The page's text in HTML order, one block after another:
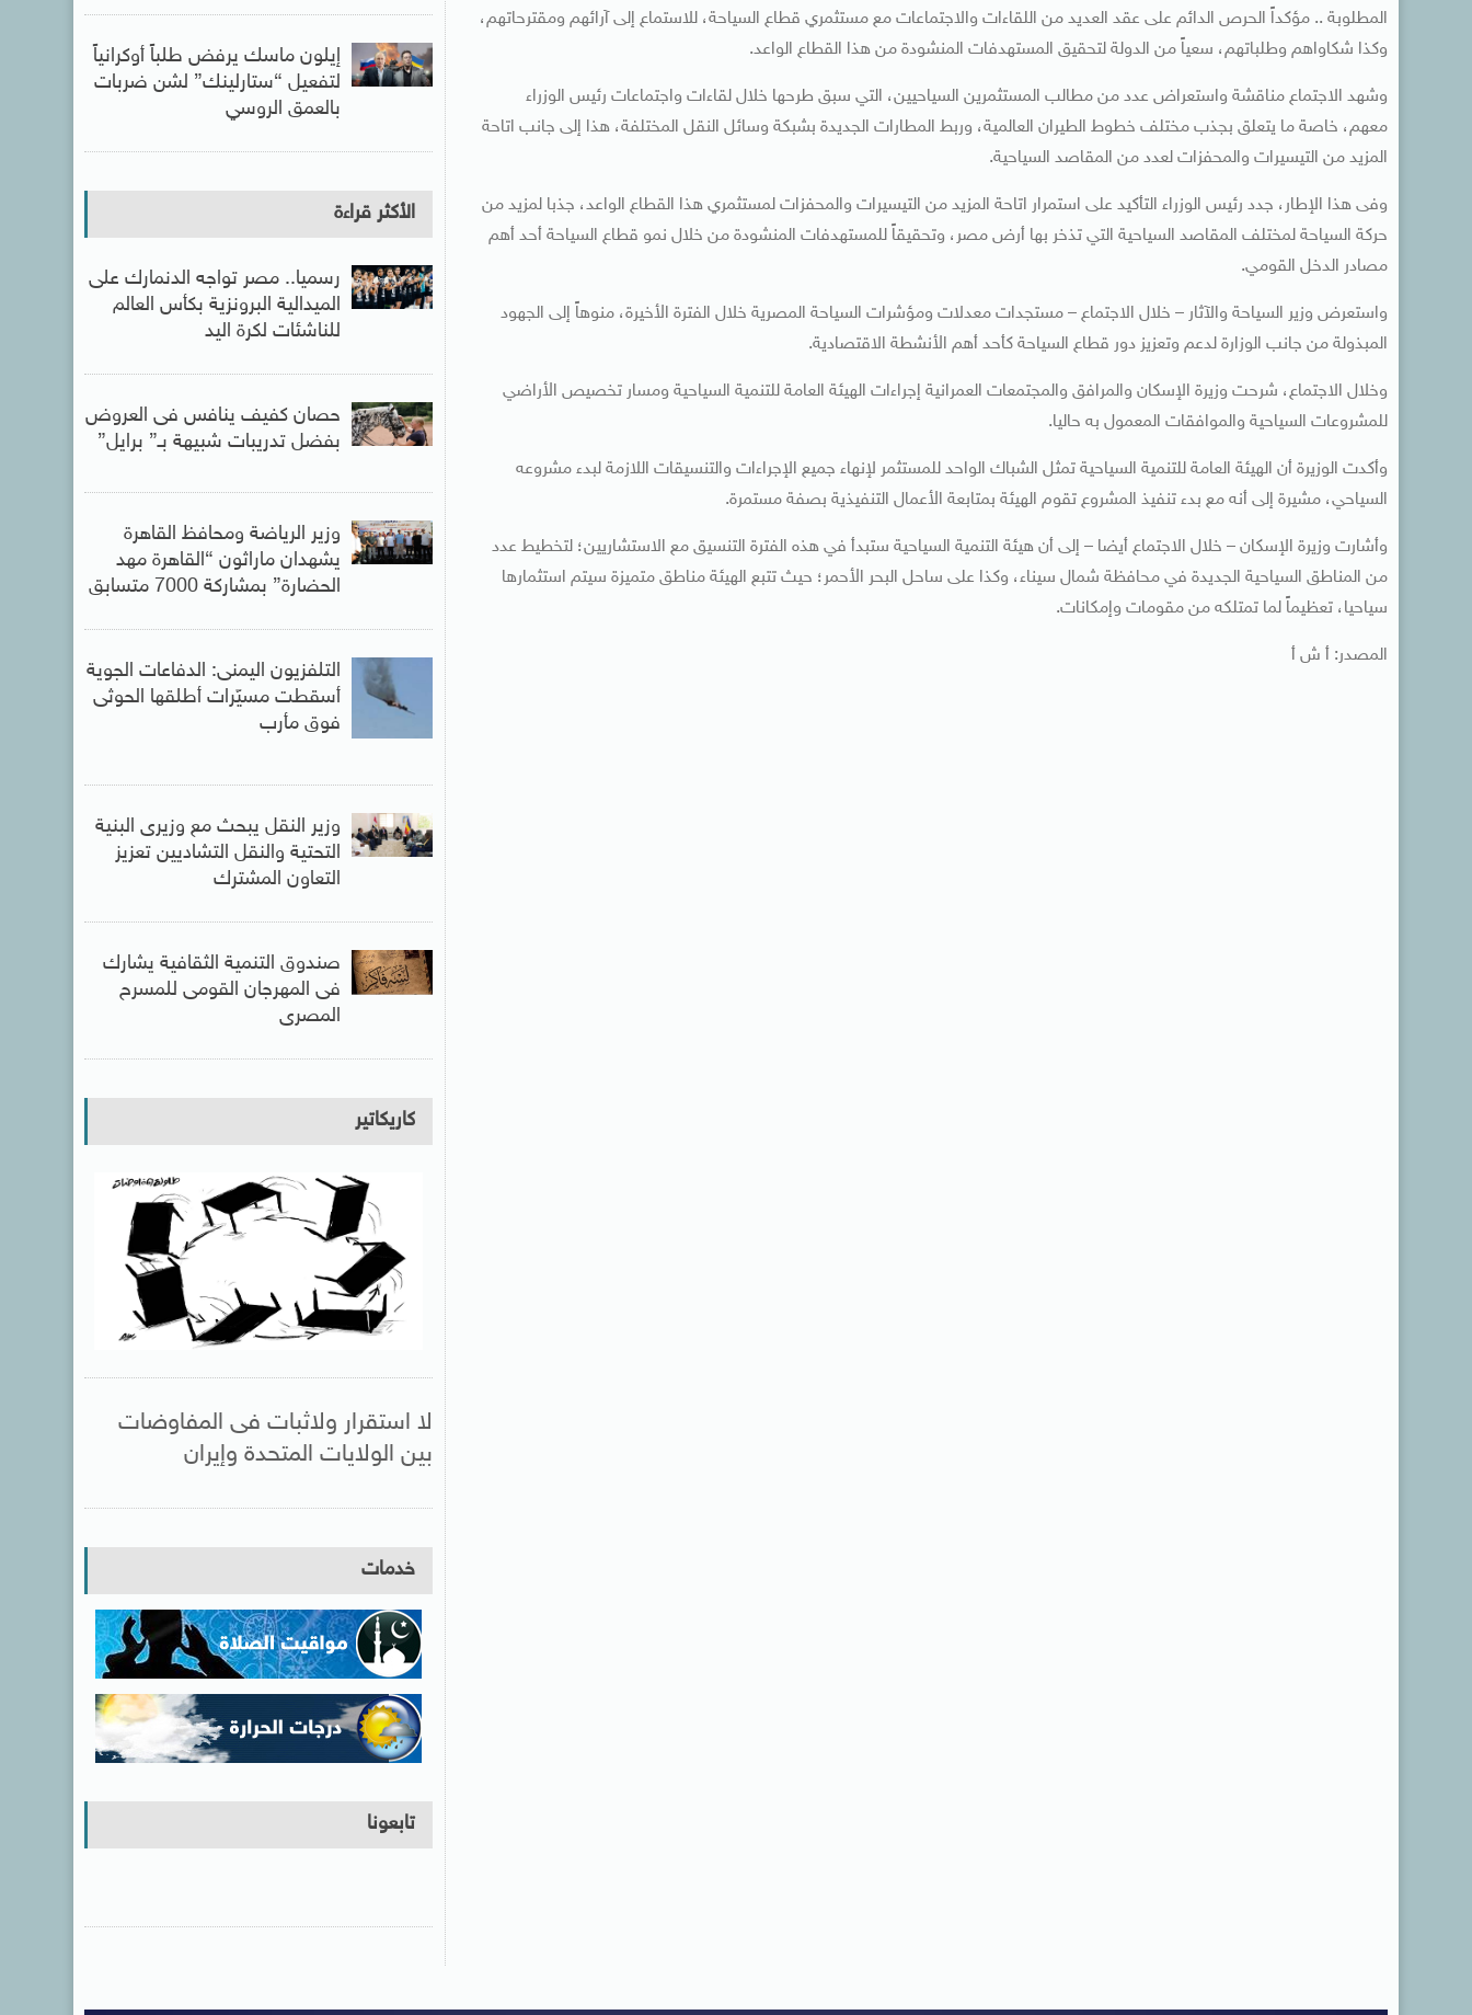
المطلوبة .. مؤكداً الحرص الدائم على عقد العديد من اللقاءات والاجتماعات مع مستثمري قطاع السياحة، للاستماع إلى آرائهم ومقترحاتهم،
وكذا شكاواهم وطلباتهم، سعياً من الدولة لتحقيق المستهدفات المنشودة من هذا القطاع الواعد.
وشهد الاجتماع مناقشة واستعراض عدد من مطالب المستثمرين السياحيين، التي سبق طرحها خلال لقاءات واجتماعات رئيس الوزراء
معهم، خاصة ما يتعلق بجذب مختلف خطوط الطيران العالمية، وربط المطارات الجديدة بشبكة وسائل النقل المختلفة، هذا إلى جانب اتاحة
المزيد من التيسيرات والمحفزات لعدد من المقاصد السياحية.
وفى هذا الإطار، جدد رئيس الوزراء التأكيد على استمرار اتاحة المزيد من التيسيرات والمحفزات لمستثمري هذا القطاع الواعد، جذبا لمزيد من
حركة السياحة لمختلف المقاصد السياحية التي تذخر بها أرض مصر، وتحقيقاً للمستهدفات المنشودة من خلال نمو قطاع السياحة أحد أهم
مصادر الدخل القومي.
واستعرض وزير السياحة والآثار – خلال الاجتماع – مستجدات معدلات ومؤشرات السياحة المصرية خلال الفترة الأخيرة، منوهاً إلى الجهود
المبذولة من جانب الوزارة لدعم وتعزيز دور قطاع السياحة كأحد أهم الأنشطة الاقتصادية.
وخلال الاجتماع، شرحت وزيرة الإسكان والمرافق والمجتمعات العمرانية إجراءات الهيئة العامة للتنمية السياحية ومسار تخصيص الأراضي
للمشروعات السياحية والموافقات المعمول به حاليا.
وأكدت الوزيرة أن الهيئة العامة للتنمية السياحية تمثل الشباك الواحد للمستثمر لإنهاء جميع الإجراءات والتنسيقات اللازمة لبدء مشروعه
السياحي، مشيرة إلى أنه مع بدء تنفيذ المشروع تقوم الهيئة بمتابعة الأعمال التنفيذية بصفة مستمرة.
وأشارت وزيرة الإسكان – خلال الاجتماع أيضا – إلى أن هيئة التنمية السياحية ستبدأ في هذه الفترة التنسيق مع الاستشاريين؛ لتخطيط عدد
من المناطق السياحية الجديدة في محافظة شمال سيناء، وكذا على ساحل البحر الأحمر؛ حيث تتبع الهيئة مناطق متميزة سيتم استثمارها
سياحيا، تعظيماً لما تمتلكه من مقومات وإمكانات.
المصدر: أ ش أ
إيلون ماسك يرفض طلباً أوكرانياً
لتفعيل “ستارلينك” لشن ضربات
بالعمق الروسي
الأكثر قراءة
رسميا.. مصر تواجه الدنمارك على
الميدالية البرونزية بكأس العالم
للناشئات لكرة اليد
حصان كفيف ينافس فى العروض
بفضل تدريبات شبيهة بـ” برايل”
وزير الرياضة ومحافظ القاهرة
يشهدان ماراثون “القاهرة مهد
الحضارة” بمشاركة 7000 متسابق
التلفزيون اليمنى: الدفاعات الجوية
أسقطت مسيّرات أطلقها الحوثى
فوق مأرب
وزير النقل يبحث مع وزيرى البنية
التحتية والنقل التشاديين تعزيز
التعاون المشترك
صندوق التنمية الثقافية يشارك
فى المهرجان القومى للمسرح
المصرى
كاريكاتير
لا استقرار ولاثبات فى المفاوضات
بين الولايات المتحدة وإيران
خدمات
تابعونا